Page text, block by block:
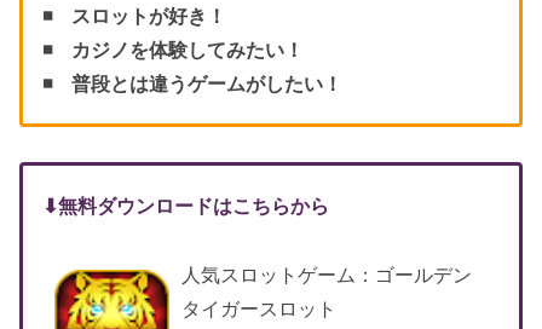
◾️ スロットが好き！
◾️ カジノを体験してみたい！
◾️ 普段とは違うゲームがしたい！
⬇︎無料ダウンロードはこちらから
人気スロットゲーム：ゴールデン
タイガースロット